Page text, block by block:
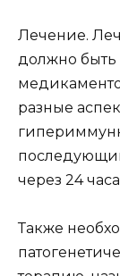
Лечение.
должно
разные
через 24
Также